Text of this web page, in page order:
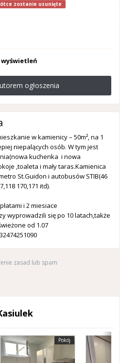
zostanie usunięte
wyświetleń
ogłoszenia
w kamienicy – 50m², na 1
niepalących osób. W tym jest
kuchenka i nowa
,toaleta i mały taras.Kamienica
St.Guidon i autobusów STIB(46
170,171 itd).
i 2 miesiace
wyprowadzili się po 10 latach,także
od 1.07
zasad lub spam
Pokój